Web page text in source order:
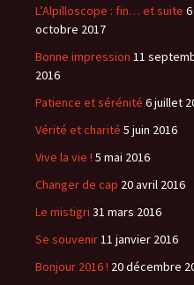
L’Alpilloscope : fin… et suite 6
octobre 2017
Bonne impression 11
2016
Patience et sérénité 6 juillet
Vérité et charité 5 juin 2016
Vive la vie ! 5 mai 2016
Changer de cap 20 avril 2016
Le mistigri 31 mars 2016
Se souvenir11 janvier 2016
Bonjour 2016 ! 20 décembre